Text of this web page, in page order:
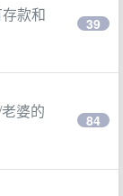
款和
39
婆的
84